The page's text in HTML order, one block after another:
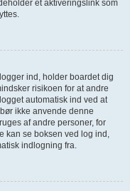
et aktiveringslink som
ind, holder boardet dig
risikoen for at andre
automatisk ind ved at
ikke anvende denne
af andre personer, for
kan se boksen ved log ind,
indlogning fra.